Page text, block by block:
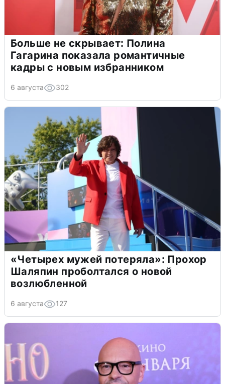
Больше не скрывает: Полина
Гагарина показала романтичные
кадры с новым избранником
6 августа 302
«Четырех мужей потеряла»: Прохор
Шаляпин проболтался о новой
возлюбленной
6 августа 127